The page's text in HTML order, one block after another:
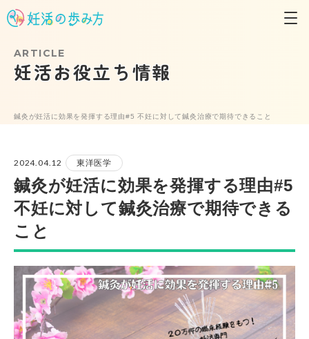
鍼灸が妊活に効果を発揮する理由#5 不妊に対して鍼灸治療で期待できること
ARTICLE
妊活お役立ち情報
2024.04.12 東洋医学
鍼灸が妊活に効果を発揮する理由#5
不妊に対して鍼灸治療で期待できる
こと